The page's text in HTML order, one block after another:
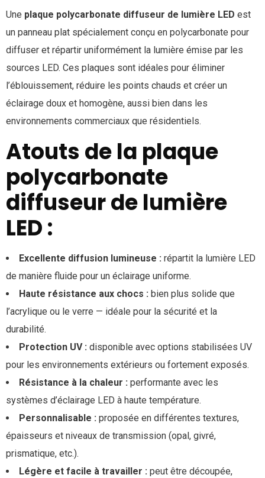
Une plaque polycarbonate diffuseur de lumière LED est
un panneau plat spécialement conçu en polycarbonate pour
diffuser et répartir uniformément la lumière émise par les
sources LED. Ces plaques sont idéales pour éliminer
l’éblouissement, réduire les points chauds et créer un
éclairage doux et homogène, aussi bien dans les
environnements commerciaux que résidentiels.
Atouts de la plaque
polycarbonate
diffuseur de lumière
LED :
Excellente diffusion lumineuse : répartit la lumière LED
de manière fluide pour un éclairage uniforme.
Haute résistance aux chocs : bien plus solide que
l’acrylique ou le verre — idéale pour la sécurité et la
durabilité.
Protection UV : disponible avec options stabilisées UV
pour les environnements extérieurs ou fortement exposés.
Résistance à la chaleur : performante avec les
systèmes d’éclairage LED à haute température.
Personnalisable : proposée en différentes textures,
épaisseurs et niveaux de transmission (opal, givré,
prismatique, etc.).
Légère et facile à travailler : peut être découpée,